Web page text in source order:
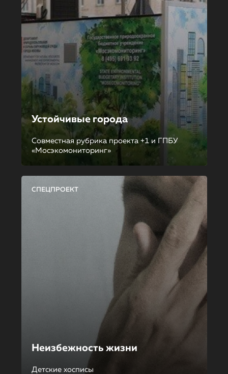
Устойчивые города
Совместная рубрика проекта +1 и ГПБУ
«Мосэкомониторинг»
СПЕЦПРОЕКТ
Неизбежность жизни
Детские хосписы